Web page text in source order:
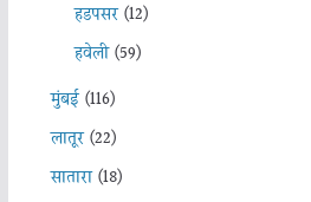
हडपसर(12)
हवेली(59)
मुंबई(116)
लातूर(22)
सातारा(18)